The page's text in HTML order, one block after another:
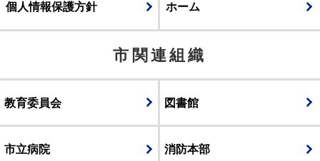
個人情報保護方針 ホーム
市関連組織
教育委員会 図書館
市立病院 消防本部